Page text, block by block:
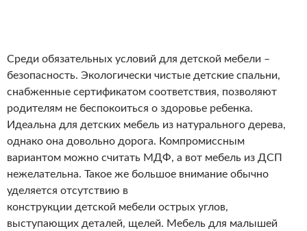
Среди обязательных условий для детской мебели –
безопасность. Экологически чистые детские спальни,
снабженные сертификатом соответствия, позволяют
родителям не беспокоиться о здоровье ребенка.
Идеальна для детских мебель из натурального дерева,
однако она довольно дорога. Компромиссным
вариантом можно считать МДФ, а вот мебель из ДСП
нежелательна. Такое же большое внимание обычно
уделяется отсутствию в
конструкции детской мебели острых углов,
выступающих деталей, щелей. Мебель для малышей